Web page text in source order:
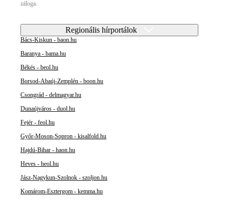
záloga.
Regionális hírportálok
Bács-Kiskun - baon.hu
Baranya - bama.hu
Békés - beol.hu
Borsod-Abaúj-Zemplén - boon.hu
Csongrád - delmagyar.hu
Dunaújváros - duol.hu
Fejér - feol.hu
Győr-Moson-Sopron - kisalfold.hu
Hajdú-Bihar - haon.hu
Heves - heol.hu
Jász-Nagykun-Szolnok - szoljon.hu
Komárom-Esztergom - kemma.hu